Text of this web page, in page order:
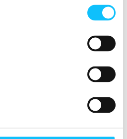
seurakunnat, korkeakoulut,